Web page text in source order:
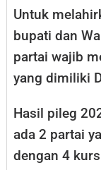
Untuk
bupati dan
partai wajib
yang dimiliki
Hasil pileg
ada 2 partai
dengan 4